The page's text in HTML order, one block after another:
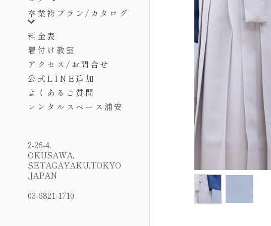
卒業袴プラン/カタログ
料金表
着付け教室
アクセス/お問合せ
公式LINE追加
よくあるご質問
レンタルスペース浦安
2-26-4,
OKUSAWA,
SETAGAYAKU,TOKYO
,JAPAN
03-6821-1710